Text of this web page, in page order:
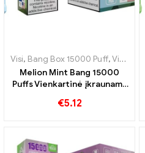
Visi, Bang Box 15000 Puff,Vienkartinės elektroninės cigaretės Švedija
Melion Mint Bang 15000
Puffs Vienkartinė įkraunama
sujungia meliono saldumą su
€5.12